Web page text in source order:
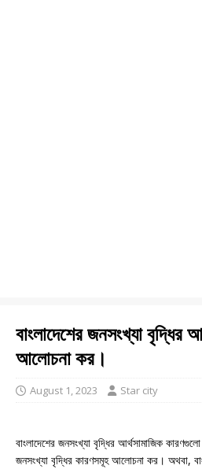
বাংলাদেশের জনসংখ্যা বৃদ্ধির
আলোচনা কর।
August 1, 2023 Star city
বাংলাদেশের জনসংখ্যা বৃদ্ধির আর্থসামাজিক
জনসংখ্যা বৃদ্ধির কারণসমূহ আলোচনা কর। অথবা,